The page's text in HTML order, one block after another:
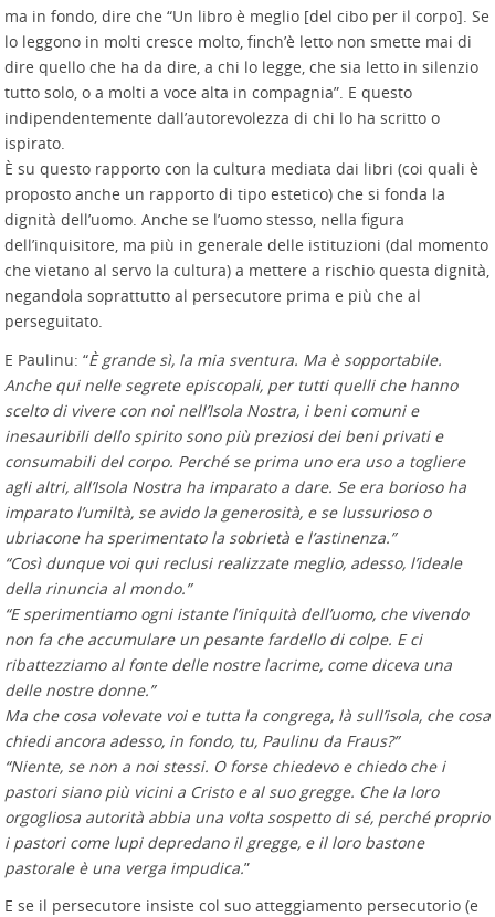
ma in fondo, dire che “Un libro è meglio [del cibo per il corpo]. Se
lo leggono in molti cresce molto, finch’è letto non smette mai di
dire quello che ha da dire, a chi lo legge, che sia letto in silenzio
tutto solo, o a molti a voce alta in compagnia”. E questo
indipendentemente dall’autorevolezza di chi lo ha scritto o
ispirato.
È su questo rapporto con la cultura mediata dai libri (coi quali è
proposto anche un rapporto di tipo estetico) che si fonda la
dignità dell’uomo. Anche se l’uomo stesso, nella figura
dell’inquisitore, ma più in generale delle istituzioni (dal momento
che vietano al servo la cultura) a mettere a rischio questa dignità,
negandola soprattutto al persecutore prima e più che al
perseguitato.
E Paulinu: “È grande sì, la mia sventura. Ma è sopportabile.
Anche qui nelle segrete episcopali, per tutti quelli che hanno
scelto di vivere con noi nell’Isola Nostra, i beni comuni e
inesauribili dello spirito sono più preziosi dei beni privati e
consumabili del corpo. Perché se prima uno era uso a togliere
agli altri, all’Isola Nostra ha imparato a dare. Se era borioso ha
imparato l’umiltà, se avido la generosità, e se lussurioso o
ubriacone ha sperimentato la sobrietà e l’astinenza.”
“Così dunque voi qui reclusi realizzate meglio, adesso, l’ideale
della rinuncia al mondo.”
“E sperimentiamo ogni istante l’iniquità dell’uomo, che vivendo
non fa che accumulare un pesante fardello di colpe. E ci
ribattezziamo al fonte delle nostre lacrime, come diceva una
delle nostre donne.”
Ma che cosa volevate voi e tutta la congrega, là sull’isola, che cosa
chiedi ancora adesso, in fondo, tu, Paulinu da Fraus?”
“Niente, se non a noi stessi. O forse chiedevo e chiedo che i
pastori siano più vicini a Cristo e al suo gregge. Che la loro
orgogliosa autorità abbia una volta sospetto di sé, perché proprio
i pastori come lupi depredano il gregge, e il loro bastone
pastorale è una verga impudica.”
E se il persecutore insiste col suo atteggiamento persecutorio (e